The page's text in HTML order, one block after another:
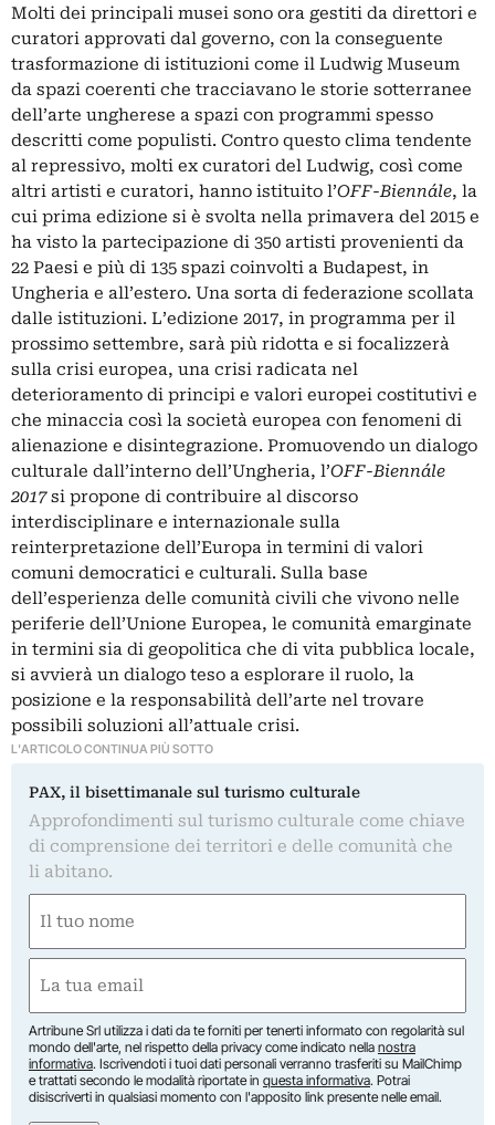
Molti dei principali musei sono ora gestiti da direttori e
curatori approvati dal governo, con la conseguente
trasformazione di istituzioni come il Ludwig Museum
da spazi coerenti che tracciavano le storie sotterranee
dell’arte ungherese a spazi con programmi spesso
descritti come populisti. Contro questo clima tendente
al repressivo, molti ex curatori del Ludwig, così come
altri artisti e curatori, hanno istituito l’OFF-Biennále, la
cui prima edizione si è svolta nella primavera del 2015 e
ha visto la partecipazione di 350 artisti provenienti da
22 Paesi e più di 135 spazi coinvolti a Budapest, in
Ungheria e all’estero. Una sorta di federazione scollata
dalle istituzioni. L’edizione 2017, in programma per il
prossimo settembre, sarà più ridotta e si focalizzerà
sulla crisi europea, una crisi radicata nel
deterioramento di principi e valori europei costitutivi e
che minaccia così la società europea con fenomeni di
alienazione e disintegrazione. Promuovendo un dialogo
culturale dall’interno dell’Ungheria, l’OFF-Biennále
2017si propone di contribuire al discorso
interdisciplinare e internazionale sulla
reinterpretazione dell’Europa in termini di valori
comuni democratici e culturali. Sulla base
dell’esperienza delle comunità civili che vivono nelle
periferie dell’Unione Europea, le comunità emarginate
in termini sia di geopolitica che di vita pubblica locale,
si avvierà un dialogo teso a esplorare il ruolo, la
posizione e la responsabilità dell’arte nel trovare
possibili soluzioni all’attuale crisi.
L'ARTICOLO CONTINUA PIÙ SOTTO
PAX, il bisettimanale sul turismo culturale
Approfondimenti sul turismo culturale come chiave
di comprensione dei territori e delle comunità che
li abitano.
(Required)
First
(Required)
Artribune Srl utilizza i dati da te forniti per tenerti informato con regolarità sul
mondo dell'arte, nel rispetto della privacy come indicato nella nostra
informativa. Iscrivendoti i tuoi dati personali verranno trasferiti su MailChimp
e trattati secondo le modalità riportate in questa informativa. Potrai
disiscriverti in qualsiasi momento con l'apposito link presente nelle email.